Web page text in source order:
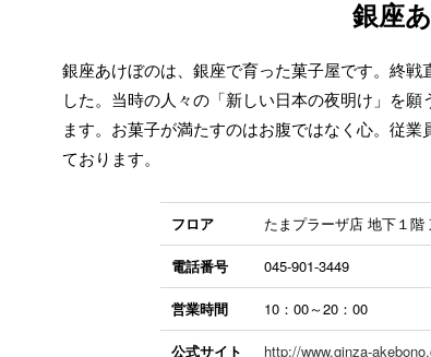
銀座
銀座あけぼのは、銀座で育った菓子屋です。終
した。当時の人々の「新しい日本の夜明け」を
ます。お菓子が満たすのはお腹ではなく心。従
ております。
フロア たまプラーザ店 地下１階
電話番号 045-901-3449
営業時間 10：00～20：00
公式サイト http://www.ginza-